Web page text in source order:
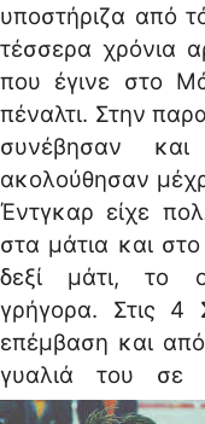
υποστήριζα από
τέσσερα χρόνια
που έγινε στο
πέναλτι. Στην
συνέβησαν
ακολούθησαν
Έντγκαρ είχε
στα μάτια και
δεξί μάτι, το
γρήγορα. Στις 4
επέμβαση και
γυαλιά του σε